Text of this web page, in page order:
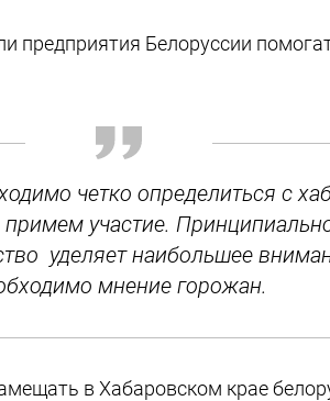
предприятия Белоруссии
четко определиться с
участие.
уделяет наибольшее
мнение горожан.
в Хабаровском крае